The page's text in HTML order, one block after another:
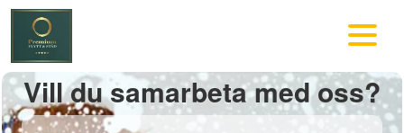
Vill du samarbeta med oss?